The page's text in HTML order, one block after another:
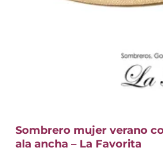
Sombrero mujer verano
ala ancha – La Favorita